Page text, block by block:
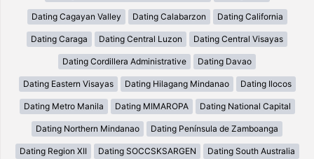
Dating Cagayan Valley Dating Calabarzon Dating California
Dating Caraga Dating Central Luzon Dating Central Visayas
Dating Cordillera Administrative Dating Davao
Dating Eastern Visayas Dating Hilagang Mindanao Dating Ilocos
Dating Metro Manila Dating MIMAROPA Dating National Capital
Dating Northern Mindanao Dating Península de Zamboanga
Dating Region XII Dating SOCCSKSARGEN Dating South Australia